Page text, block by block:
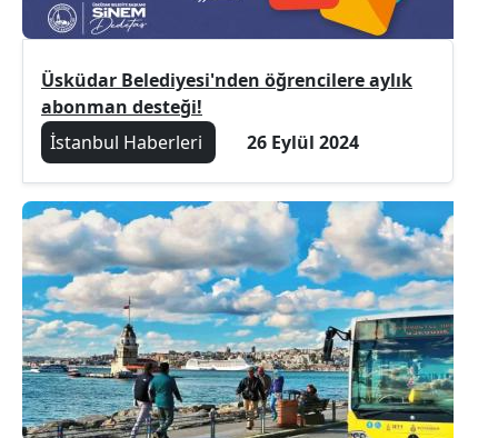
Üsküdar Belediyesi'nden öğrencilere aylık
abonman desteği!
İstanbul Haberleri
26 Eylül 2024